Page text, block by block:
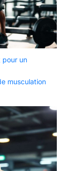
pour un
musculation